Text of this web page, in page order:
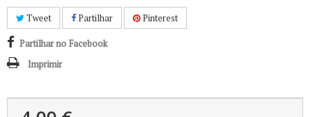
Tweet Partilhar Pinterest
Partilhar no Facebook
Imprimir